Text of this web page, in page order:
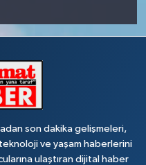
son dakika gelişmeleri,
ve yaşam haberlerini
ulaştıran dijital haber